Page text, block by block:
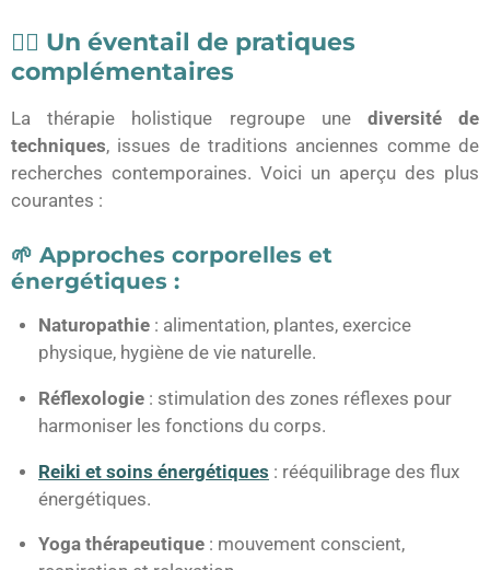
🧘‍♀️ Un éventail de pratiques
complémentaires
La thérapie holistique regroupe une diversité de
techniques, issues de traditions anciennes comme de
recherches contemporaines. Voici un aperçu des plus
courantes :
🌱 Approches corporelles et
énergétiques :
Naturopathie : alimentation, plantes, exercice
physique, hygiène de vie naturelle.
Réflexologie : stimulation des zones réflexes pour
harmoniser les fonctions du corps.
Reiki et soins énergétiques : rééquilibrage des flux
énergétiques.
Yoga thérapeutique : mouvement conscient,